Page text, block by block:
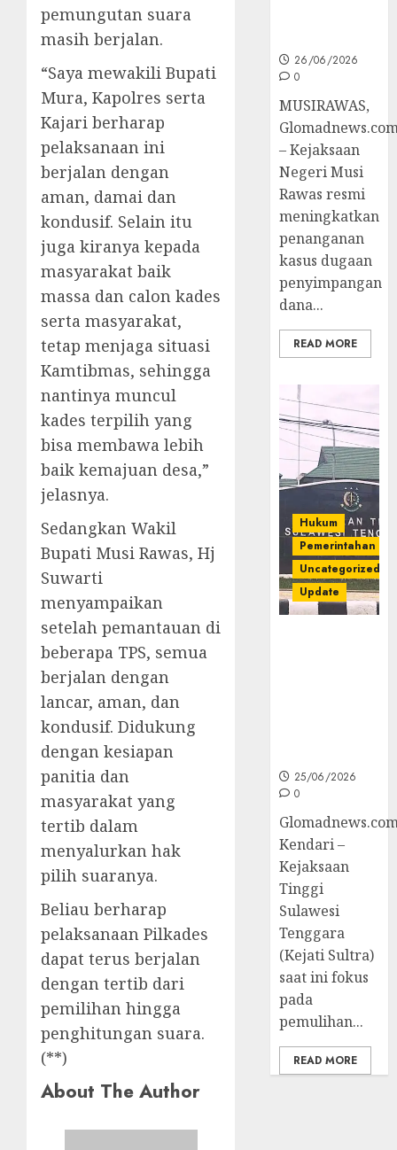
pemungutan suara
masih berjalan.
“Saya mewakili Bupati
Mura, Kapolres serta
Kajari berharap
pelaksanaan ini
berjalan dengan
aman, damai dan
kondusif. Selain itu
juga kiranya kepada
masyarakat baik
massa dan calon kades
serta masyarakat,
tetap menjaga situasi
Kamtibmas, sehingga
nantinya muncul
kades terpilih yang
bisa membawa lebih
baik kemajuan desa,”
jelasnya.
Sedangkan Wakil
Bupati Musi Rawas, Hj
Suwarti
menyampaikan
setelah pemantauan di
beberapa TPS, semua
berjalan dengan
lancar, aman, dan
kondusif. Didukung
dengan kesiapan
panitia dan
masyarakat yang
tertib dalam
menyalurkan hak
pilih suaranya.
Beliau berharap
pelaksanaan Pilkades
dapat terus berjalan
dengan tertib dari
pemilihan hingga
penghitungan suara.
(**)
About The Author
26/06/2026
0
MUSIRAWAS,
– Kejaksaan
Negeri Musi
Rawas resmi
meningkatkan
penanganan
kasus dugaan
penyimpangan
dana...
READ MORE
Hukum
Pemerintahan
Uncategorized
Update
25/06/2026
0
Kendari –
Kejaksaan
Tinggi
Sulawesi
Tenggara
(Kejati Sultra)
saat ini fokus
pada
pemulihan...
READ MORE